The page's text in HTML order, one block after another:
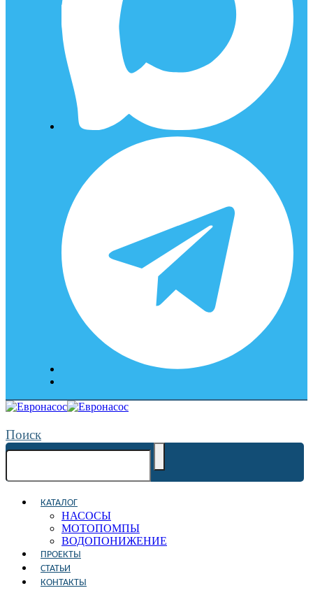
Поиск
КАТАЛОГ
НАСОСЫ
МОТОПОМПЫ
ВОДОПОНИЖЕНИЕ
ПРОЕКТЫ
СТАТЬИ
КОНТАКТЫ